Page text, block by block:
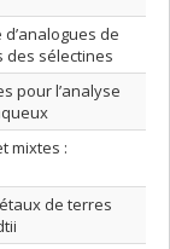
de
des sélectines
pour l’analyse
mixtes :
de terres